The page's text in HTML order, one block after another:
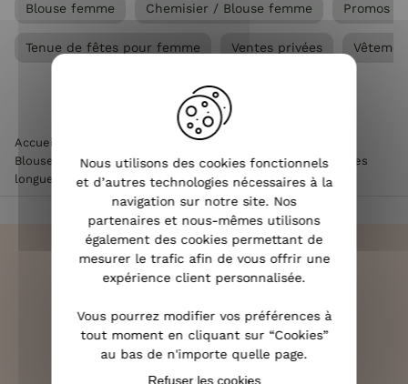
Blouse femme Chemisier / Blouse femme Promos
Tenue de fêtes pour femme Ventes privées
Accueil >Chemisier / Blouse femme
Blouse femme > Blouse femme à sequins rose gold manches
longues
LIVRAISON RAPIDE
OFFERTE DÈS 70€
Nous utilisons des cookies fonctionnels
et d’autres technologies nécessaires à la
navigation sur notre site. Nos
partenaires et nous-mêmes utilisons
également des cookies permettant de
mesurer le trafic afin de vous offrir une
expérience client personnalisée.
Vous pourrez modifier vos préférences à
tout moment en cliquant sur “Cookies”
au bas de n'importe quelle page.
Refuser les cookies